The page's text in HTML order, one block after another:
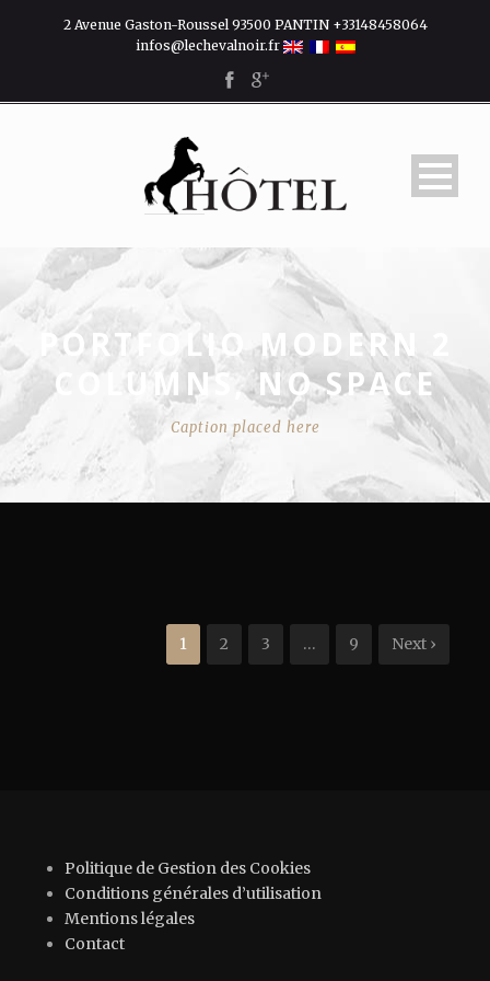
2 Avenue Gaston-Roussel 93500 PANTIN +33148458064
infos@lechevalnoir.fr
PORTFOLIO MODERN 2
COLUMNS, NO SPACE
Caption placed here
1 2 3 … 9 Next ›
Politique de Gestion des Cookies
Conditions générales d’utilisation
Mentions légales
Contact